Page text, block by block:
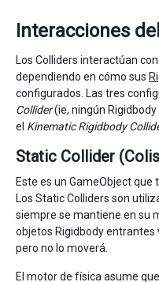
Interacciones
Los Colliders interactúan
dependiendo en cómo sus
configurados. Las tres
Collider(ie, ningún Rigidbody
el Kinematic Rigidbody
Static Collider
Este es un GameObject que
Los Static Colliders son
siempre se mantiene en su
objetos Rigidbody entrantes
pero no lo moverá.
El motor de física asume